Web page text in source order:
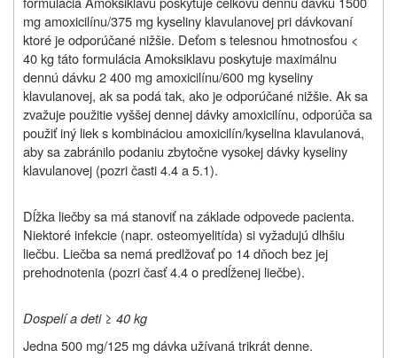
mg amoxicilínu/375 mg kyseliny klavulanovej pri dávkovaní
ktoré je odporúčané nižšie. Deťom s telesnou hmotnosťou <
40 kg táto formulácia Amoksiklavu poskytuje maximálnu
dennú dávku 2 400 mg amoxicilínu/600 mg kyseliny
klavulanovej, ak sa podá tak, ako je odporúčané nižšie. Ak sa
zvažuje použitie vyššej dennej dávky amoxicilínu, odporúča sa
použiť iný liek s kombináciou amoxicilín/kyselina klavulanová,
aby sa zabránilo podaniu zbytočne vysokej dávky kyseliny
klavulanovej (pozri časti 4.4 a 5.1).
Dĺžka liečby sa má stanoviť na základe odpovede pacienta.
Niektoré infekcie (napr. osteomyelitída) si vyžadujú dlhšiu
liečbu. Liečba sa nemá predlžovať po 14 dňoch bez jej
prehodnotenia (pozri časť 4.4 o predĺženej liečbe).
Dospelí a deti ≥ 40 kg
Jedna 500 mg/125 mg dávka užívaná trikrát denne.